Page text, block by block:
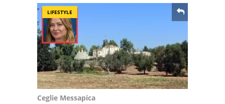
LIFESTYLE
Ceglie Messapica